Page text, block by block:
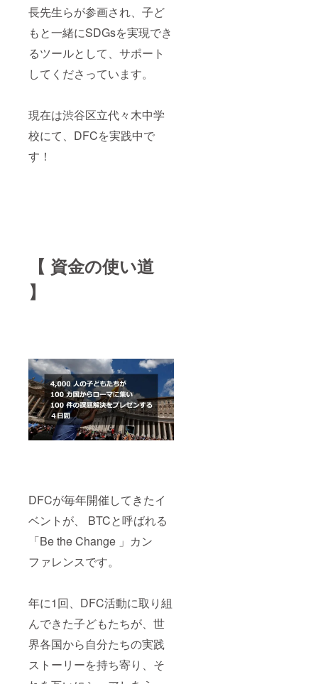
長先生らが参画され、子ど
もと一緒にSDGsを実現でき
るツールとして、サポート
してくださっています。
現在は渋谷区立代々木中学
校にて、DFCを実践中で
す！
【 資金の使い道
】
DFCが毎年開催してきたイ
ベントが、 BTCと呼ばれる
「Be the Change 」カン
ファレンスです。
年に1回、DFC活動に取り組
んできた子どもたちが、世
界各国から自分たちの実践
ストーリーを持ち寄り、そ